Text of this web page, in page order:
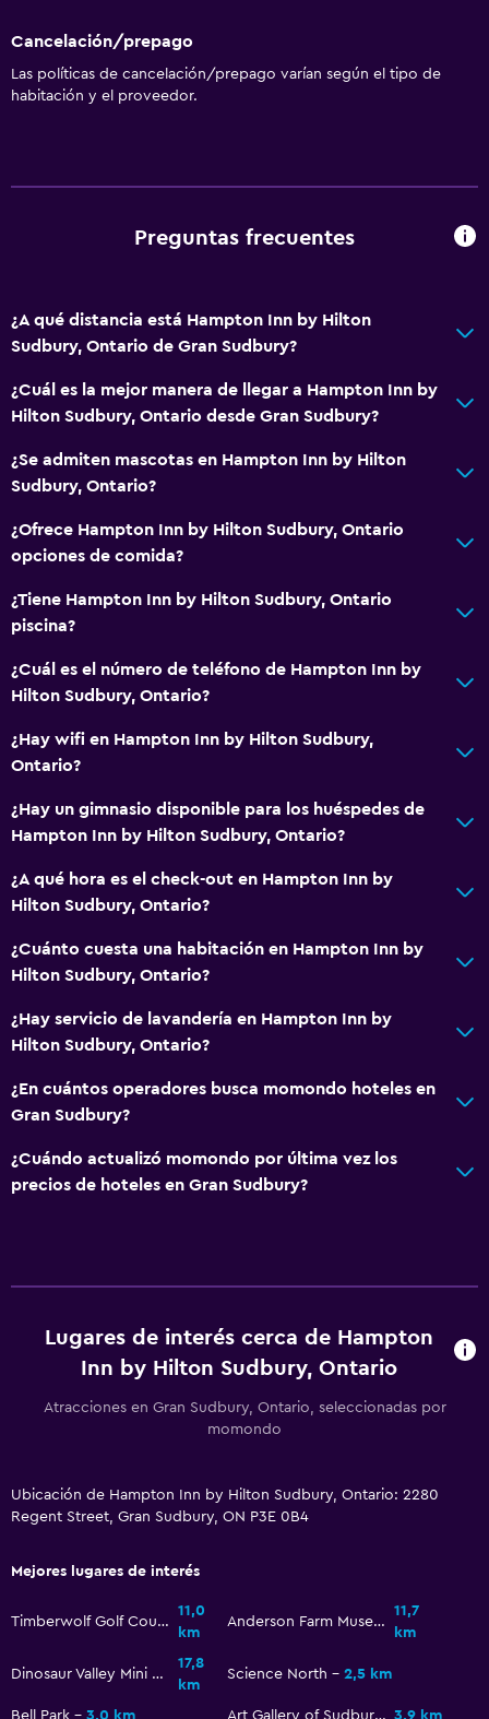
Servicios básicos
Internet
Aire acondicionado
General
Habitaciones familiares
Zona de estar
Posibilidad de habitaciones conectadas
Teléfono
Cortina
Espacio de almacenamiento
Salud y seguridad
Limpieza diaria
Botiquín de primeros auxilios
Cámaras CCTV en zonas comunes
Cámaras CCTV en el exterior
Seguridad las 24 horas
Caja fuerte
Microondas
Nevera
Sistema de entretenimiento
Ducha
Almohada de plumas
Cancelación/prepago
Las políticas de cancelación/prepago varían según el tipo de
habitación y el proveedor.
Preguntas frecuentes
¿A qué distancia está Hampton Inn by Hilton
Sudbury, Ontario de Gran Sudbury?
¿Cuál es la mejor manera de llegar a Hampton Inn by
Hilton Sudbury, Ontario desde Gran Sudbury?
¿Se admiten mascotas en Hampton Inn by Hilton
Sudbury, Ontario?
¿Ofrece Hampton Inn by Hilton Sudbury, Ontario
opciones de comida?
¿Tiene Hampton Inn by Hilton Sudbury, Ontario
piscina?
¿Cuál es el número de teléfono de Hampton Inn by
Hilton Sudbury, Ontario?
¿Hay wifi en Hampton Inn by Hilton Sudbury,
Ontario?
¿Hay un gimnasio disponible para los huéspedes de
Hampton Inn by Hilton Sudbury, Ontario?
¿A qué hora es el check-out en Hampton Inn by
Hilton Sudbury, Ontario?
¿Cuánto cuesta una habitación en Hampton Inn by
Hilton Sudbury, Ontario?
¿Hay servicio de lavandería en Hampton Inn by
Hilton Sudbury, Ontario?
¿En cuántos operadores busca momondo hoteles en
Gran Sudbury?
¿Cuándo actualizó momondo por última vez los
precios de hoteles en Gran Sudbury?
Lugares de interés cerca de Hampton
Inn by Hilton Sudbury, Ontario
Atracciones en Gran Sudbury, Ontario, seleccionadas por
momondo
Ubicación de Hampton Inn by Hilton Sudbury, Ontario: 2280
Regent Street, Gran Sudbury, ON P3E 0B4
Mejores lugares de interés
Timberwolf Golf Course
11,0
km
Anderson Farm Museum
11,7
km
Dinosaur Valley Mini Golf
17,8
km
Science North 2,5 km
Bell Park 3,0 km Art Gallery of Sudbury 3,9 km